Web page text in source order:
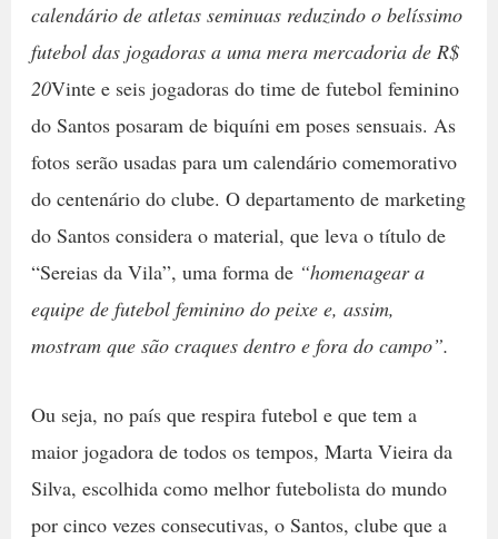
calendário de atletas seminuas reduzindo o belíssimo
futebol das jogadoras a uma mera mercadoria de R$
20Vinte e seis jogadoras do time de futebol feminino
do Santos posaram de biquíni em poses sensuais. As
fotos serão usadas para um calendário comemorativo
do centenário do clube. O departamento de marketing
do Santos considera o material, que leva o título de
“Sereias da Vila”, uma forma de “homenagear a
equipe de futebol feminino do peixe e, assim,
mostram que são craques dentro e fora do campo”.
Ou seja, no país que respira futebol e que tem a
maior jogadora de todos os tempos, Marta Vieira da
Silva, escolhida como melhor futebolista do mundo
por cinco vezes consecutivas, o Santos, clube que a